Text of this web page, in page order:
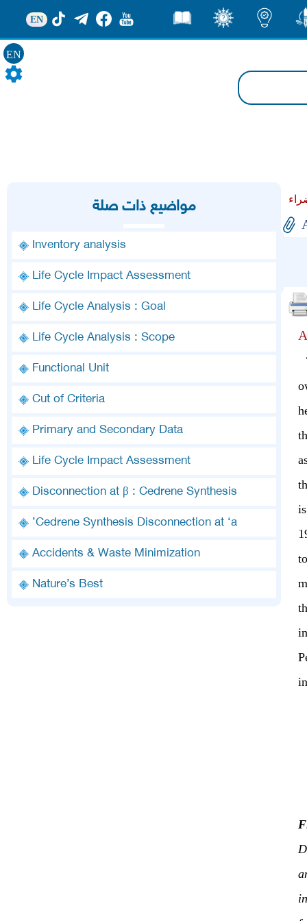
EN
EN
مواضيع ذات صلة
Inventory analysis
Life Cycle Impact Assessment
Life Cycle Analysis : Goal
Life Cycle Analysis : Scope
Functional Unit
Cut of Criteria
Primary and Secondary Data
Life Cycle Impact Assessment
Disconnection at β : Cedrene Synthesis
Cedrene Synthesis Disconnection at ‘a’
Accidents & Waste Minimization
Nature’s Best